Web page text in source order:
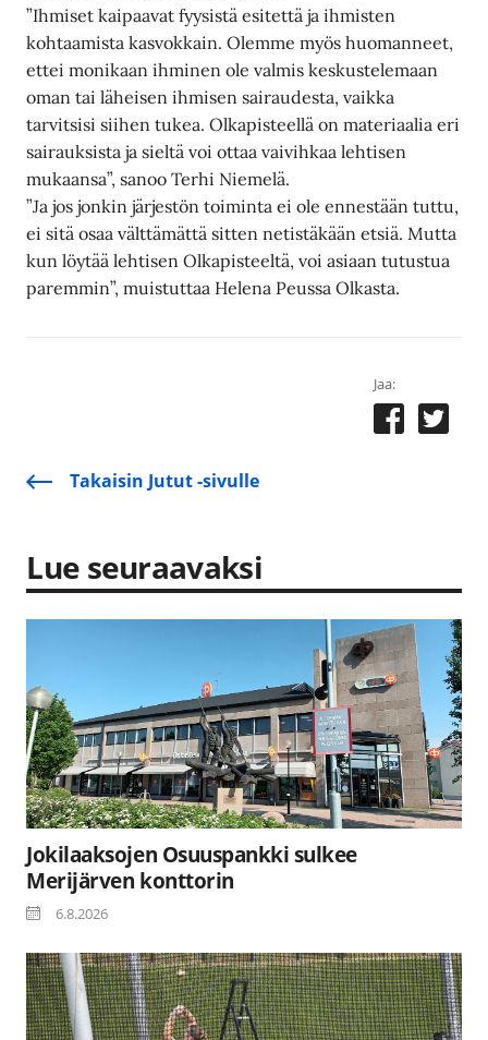
”Ihmiset kaipaavat fyysistä esitettä ja ihmisten
kohtaamista kasvokkain. Olemme myös huomanneet,
ettei monikaan ihminen ole valmis keskustelemaan
oman tai läheisen ihmisen sairaudesta, vaikka
tarvitsisi siihen tukea. Olkapisteellä on materiaalia eri
sairauksista ja sieltä voi ottaa vaivihkaa lehtisen
mukaansa”, sanoo Terhi Niemelä.
”Ja jos jonkin järjestön toiminta ei ole ennestään tuttu,
ei sitä osaa välttämättä sitten netistäkään etsiä. Mutta
kun löytää lehtisen Olkapisteeltä, voi asiaan tutustua
paremmin”, muistuttaa Helena Peussa Olkasta.
Jaa:
Takaisin Jutut -sivulle
Lue seuraavaksi
Jokilaaksojen Osuuspankki sulkee
Merijärven konttorin
6.8.2026